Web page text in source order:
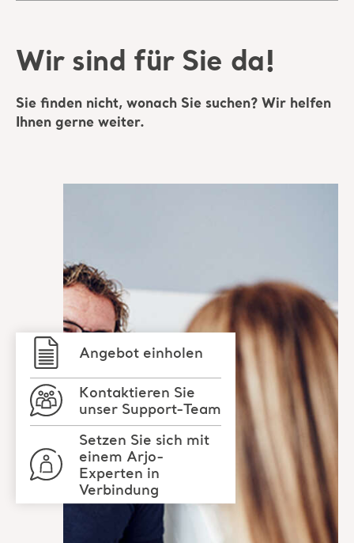
Wir sind für Sie da!
Sie finden nicht, wonach Sie suchen? Wir helfen
Ihnen gerne weiter.
Angebot einholen
Kontaktieren Sie
unser Support-Team
Setzen Sie sich mit
einem Arjo-
Experten in
Verbindung